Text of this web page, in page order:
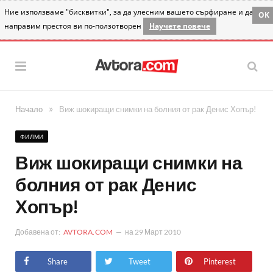
Ние използваме "бисквитки", за да улесним вашето сърфиране и да
направим престоя ви по-ползотворен
Научете повече
OK
Начало » Виж шокиращи снимки на болния от рак Денис Хопър!
ФИЛМИ
Виж шокиращи снимки на
болния от рак Денис
Хопър!
Добавена от: AVTORA.COM на 29 Март 2010
Share Tweet Pinterest